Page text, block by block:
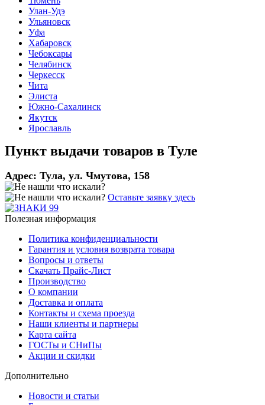
Улан-Удэ
Ульяновск
Уфа
Хабаровск
Чебоксары
Челябинск
Черкесск
Чита
Элиста
Южно-Сахалинск
Якутск
Ярославль
Пункт выдачи товаров в Туле
Адрес: Тула, ул. Чмутова, 158
Оставьте заявку здесь
Полезная информация
Политика конфиденциальности
Гарантия и условия возврата товара
Вопросы и ответы
Скачать Прайс-Лист
Производство
О компании
Доставка и оплата
Контакты и схема проезда
Наши клиенты и партнеры
Карта сайта
ГОСТы и СНиПы
Акции и скидки
Дополнительно
Новости и статьи